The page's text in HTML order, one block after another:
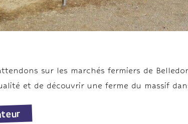
sur les marchés fermiers de
et de découvrir une ferme du massif